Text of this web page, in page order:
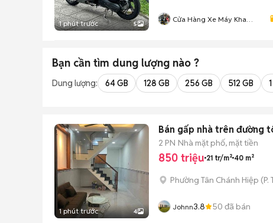
1 phút trước 5
Cửa Hàng Xe Máy Kha
Bạn cần tìm dung lượng nào ?
Dung lượng: 64 GB 128 GB 256 GB 512 GB
1 phút trước 4
Bán gấp nhà trên đường
2 PN Nhà mặt phố, mặt tiền
850 triệu 21 tr/m² 40 m²
Phường Tân Chánh Hiệp (P.
Johnn3.8 50 đã bán